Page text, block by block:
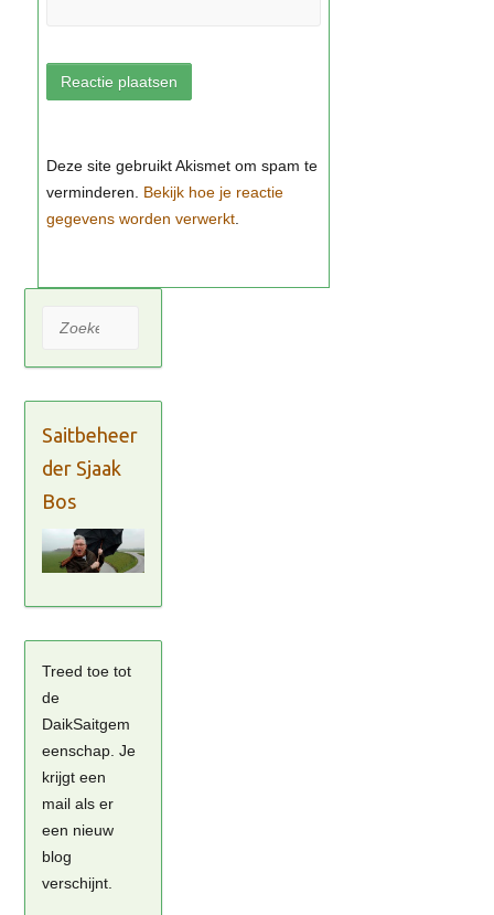
Bekijk hoe je reactie
gegevens worden verwerkt
Zoeken
Saitbeheer
der Sjaak
Bos
Treed toe tot
de
DaikSaitgem
eenschap. Je
krijgt een
mail als er
een nieuw
blog
verschijnt.